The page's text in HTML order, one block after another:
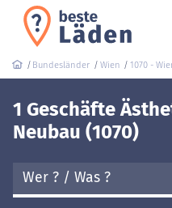
Bundesländer Wien 1070 -
1 Geschäfte
Neubau (1070)